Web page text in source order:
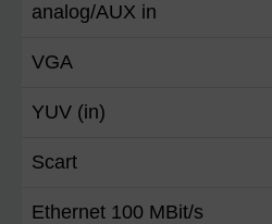
analog/AUX in
VGA
YUV (in)
Scart
Ethernet 100 MBit/s